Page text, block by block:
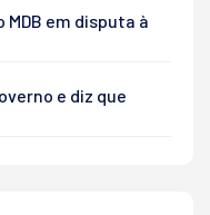
em disputa à
e diz que